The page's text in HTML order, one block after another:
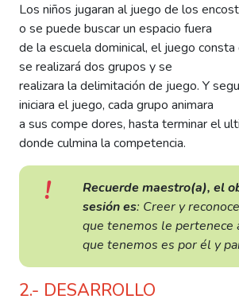
Los niños jugaran al juego de los
o se puede buscar un espacio fuera
de la escuela dominical, el juego
se realizará dos grupos y se
realizara la delimitación de juego. Y
iniciara el juego, cada grupo animara
a sus compe dores, hasta terminar el
donde culmina la competencia.
Recuerde maestro(a), el
sesión es: Creer y
que tenemos le pertenece
que tenemos es por él y
2.- DESARROLLO